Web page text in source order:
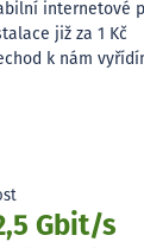
internetové
již za 1 Kč
k nám
Gbit/s